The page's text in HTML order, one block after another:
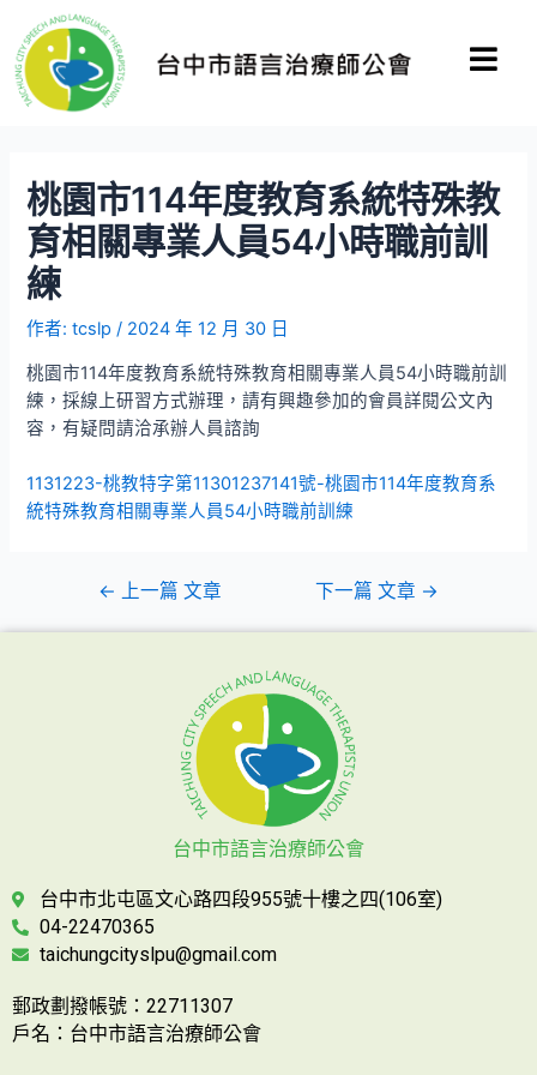
桃園市114年度教育系統特殊教
育相關專業人員54小時職前訓
練
作者:tcslp/ 2024 年 12 月 30 日
桃園市114年度教育系統特殊教育相關專業人員54小時職前訓
練，採線上研習方式辦理，請有興趣參加的會員詳閱公文內
容，有疑問請洽承辦人員諮詢
1131223-桃教特字第11301237141號-桃園市114年度教育系
統特殊教育相關專業人員54小時職前訓練
← 上一篇 文章 下一篇 文章 →
台中市語言治療師公會
台中市北屯區文心路四段955號十樓之四(106室)
04-22470365
taichungcityslpu@gmail.com
郵政劃撥帳號：22711307
戶名：台中市語言治療師公會